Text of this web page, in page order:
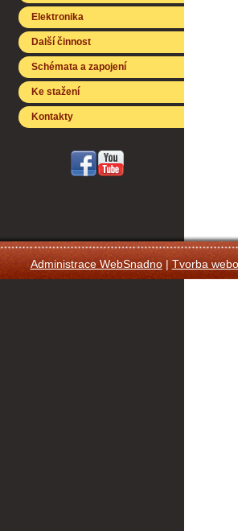
Elektronika
Další činnost
Schémata a zapojení
Ke stažení
Kontakty
Administrace WebSnadno|Tvorba